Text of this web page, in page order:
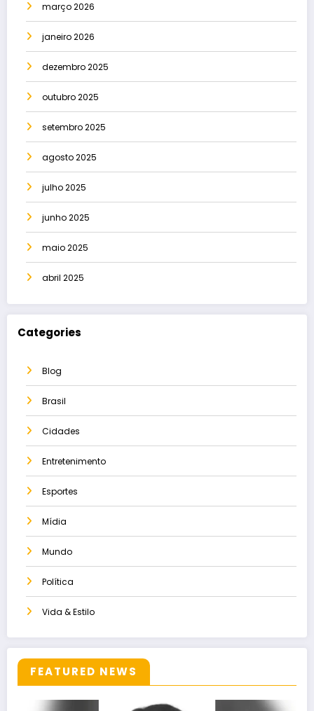
março 2026
janeiro 2026
dezembro 2025
outubro 2025
setembro 2025
agosto 2025
julho 2025
junho 2025
maio 2025
abril 2025
Categories
Blog
Brasil
Cidades
Entretenimento
Esportes
Mídia
Mundo
Política
Vida & Estilo
FEATURED NEWS